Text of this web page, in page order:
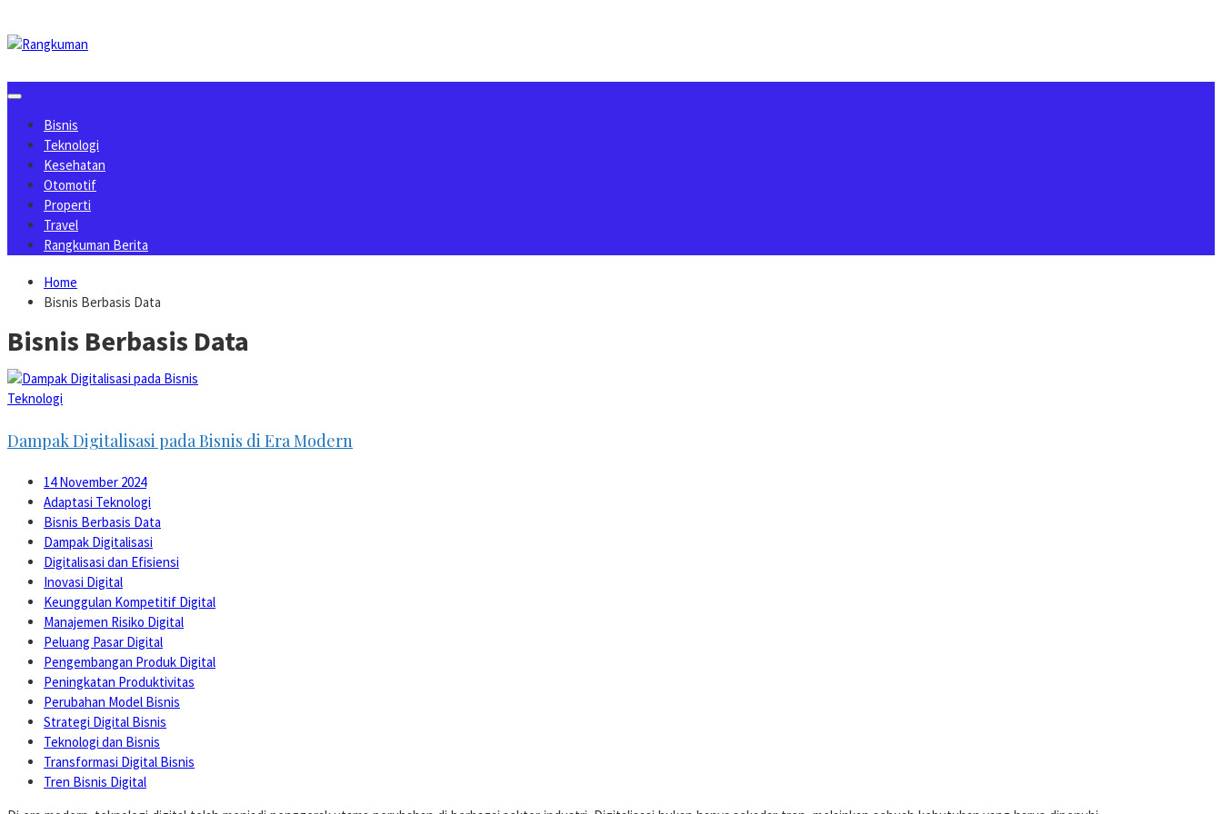
to
content
Bisnis
Teknologi
Kesehatan
Otomotif
Properti
Travel
Rangkuman Berita
Home
Bisnis Berbasis Data
Bisnis Berbasis Data
Teknologi
Dampak Digitalisasi pada Bisnis di Era Modern
14 November 2024
Adaptasi Teknologi
Bisnis Berbasis Data
Dampak Digitalisasi
Digitalisasi dan Efisiensi
Inovasi Digital
Keunggulan Kompetitif Digital
Manajemen Risiko Digital
Peluang Pasar Digital
Pengembangan Produk Digital
Peningkatan Produktivitas
Perubahan Model Bisnis
Strategi Digital Bisnis
Teknologi dan Bisnis
Transformasi Digital Bisnis
Tren Bisnis Digital